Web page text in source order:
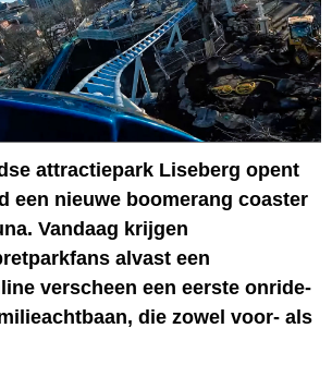
attractiepark Liseberg opent
een nieuwe boomerang coaster
Vandaag krijgen
alvast een
verscheen een eerste onride-
die zowel voor- als